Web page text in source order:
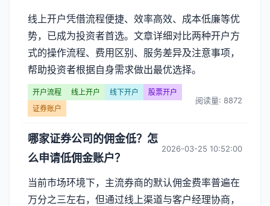
线上开户凭借流程便捷、效率高效、成本低廉等优
势，已成为投资者首选。文章详细对比两种开户方
式的操作流程、费用区别、服务差异及注意事项，
帮助投资者根据自身需求做出最优选择。
开户流程 线上开户 线下开户
股票开户
证券账户
阅读量: 8872
哪家证券公司的佣金低？怎
么申请低佣金账户？
2026-03-25 10:52:00
当前市场环境下，主流券商的默认佣金费率普遍在
万分之三左右，但通过线上渠道与客户经理协商，